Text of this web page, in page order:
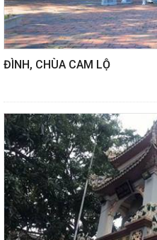
ĐÌNH, CHÙA CAM LỘ